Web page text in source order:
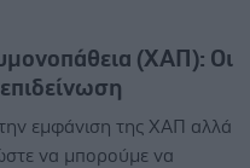
(ΧΑΠ): Οι
εμφάνιση της ΧΑΠ αλλά
να μπορούμε να